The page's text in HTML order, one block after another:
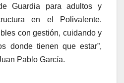
Guardia para adultos y
en el Polivalente.
con gestión, cuidando y
donde tienen que estar”,
Pablo García.